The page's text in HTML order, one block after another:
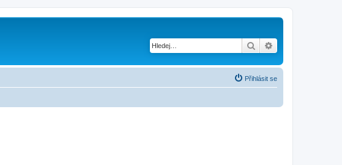
Hledat
Přihlásit se